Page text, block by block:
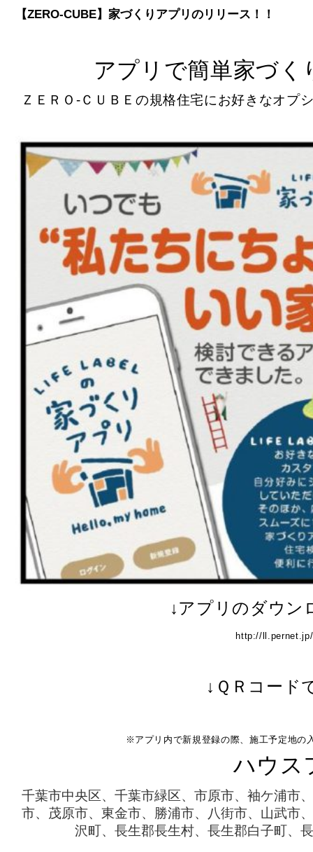
【ZERO-CUBE】家づくりアプリのリリース！！
アプリで簡単家づ
ＺＥＲＯ-ＣＵＢＥの規格住宅にお好きなオプ
↓アプリのダウン
http://
↓ＱＲコード
※アプリ内で新規登録の際、施工予定地の
ハウス
千葉市中央区、千葉市緑区、市原市、袖ケ浦市
市、茂原市、東金市、勝浦市、八街市、山武市
沢町、長生郡長生村、長生郡白子町、